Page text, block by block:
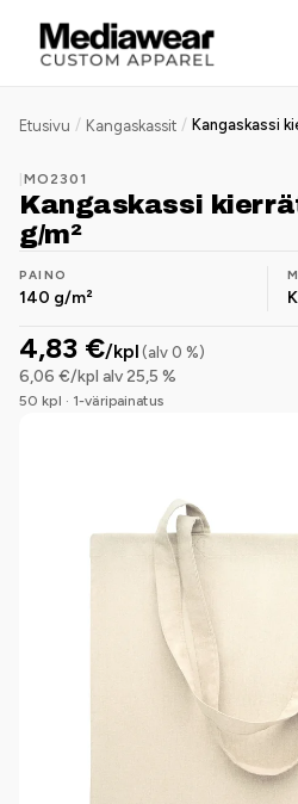
Etusivu / Kangaskassit / Kangaskassi
MO2301
Kangaskassi
g/m²
PAINO
140 g/m²
4,83 €/kpl (alv 0 %)
6,06 €/kpl alv 25,5 %
50 kpl · 1-väripainatus